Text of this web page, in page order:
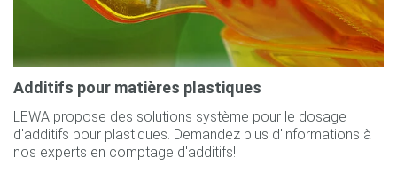
Additifs pour matières plastiques
LEWA propose des solutions système pour le dosage
d'additifs pour plastiques. Demandez plus d'informations à
nos experts en comptage d'additifs!